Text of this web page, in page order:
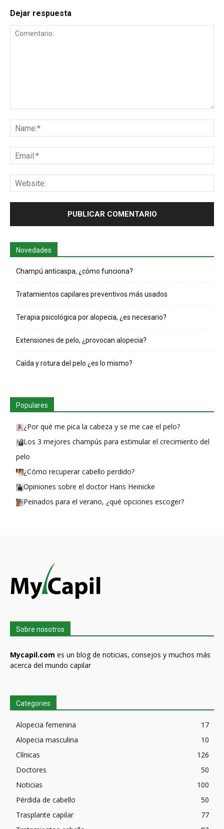
Dejar respuesta
Novedades
Champú anticaspa, ¿cómo funciona?
Tratamientos capilares preventivos más usados
Terapia psicológica por alopecia, ¿es necesario?
Extensiones de pelo, ¿provocan alopecia?
Caída y rotura del pelo ¿es lo mismo?
Populares
¿Por qué me pica la cabeza y se me cae el pelo?
Los 3 mejores champús para estimular el crecimiento del
pelo
¿Cómo recuperar cabello perdido?
Opiniones sobre el doctor Hans Heinicke
Peinados para el verano, ¿qué opciones escoger?
Sobre nosotros
Mycapil.com es un blog de noticias, consejos y muchos más
acerca del mundo capilar
Categories
Alopecia femenina
17
Alopecia masculina
10
Clínicas
126
Doctores
50
Noticias
100
Pérdida de cabello
50
Trasplante capilar
77